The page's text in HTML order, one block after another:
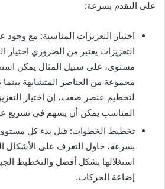
على التقدم بسرعة:
اختيار التعزيزات المناسبة: مع
التعزيزات يعتبر من الضروري اختيار
مستوى، على سبيل المثال يمكن
مجموعة من العناصر المتشابهة
لتحطيم عنصر صعب، إن اختيار
المناسب يمكن أن يسهم في تسريع
تخطيط الخطوات: قبل بدء كل
بسرعة، حاول التعرف على الأشكال
استغلالها بشكل أفضل والتخطيط
إضاعة الحركات.